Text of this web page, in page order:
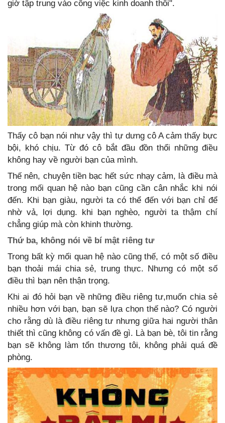
giờ tập trung vào công việc kinh doanh thôi".
Thấy cô bạn nói như vậy thì tự dưng cô A cảm thấy bực
bội, khó chịu. Từ đó cô bắt đầu đồn thổi những điều
không hay về người bạn của mình.
Thế nên, chuyện tiền bạc hết sức nhạy cảm, là điều mà
trong mối quan hệ nào bạn cũng cần cân nhắc khi nói
đến. Khi bạn giàu, người ta có thể đến với bạn chỉ để
nhờ vả, lợi dụng. khi bạn nghèo, người ta thậm chí
chẳng giúp mà còn khinh thường.
Thứ ba, không nói về bí mật riêng tư
Trong bất kỳ mối quan hệ nào cũng thế, có một số điều
bạn thoải mái chia sẻ, trung thực. Nhưng có một số
điều thì bạn nên thận trọng.
Khi ai đó hỏi bạn về những điều riêng tư,muốn chia sẻ
nhiều hơn với bạn, bạn sẽ lựa chọn thế nào? Có người
cho rằng dù là điều riêng tư nhưng giữa hai người thân
thiết thì cũng không có vấn đề gì. Là bạn bè, tôi tin rằng
bạn sẽ không làm tổn thương tôi, không phải quá đề
phòng.